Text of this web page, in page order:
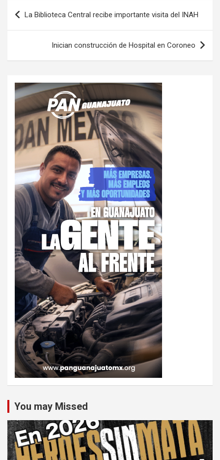
Navegación
de
entradas
La Biblioteca Central recibe importante visita del INAH
Inician construcción de Hospital en Coroneo
You may Missed